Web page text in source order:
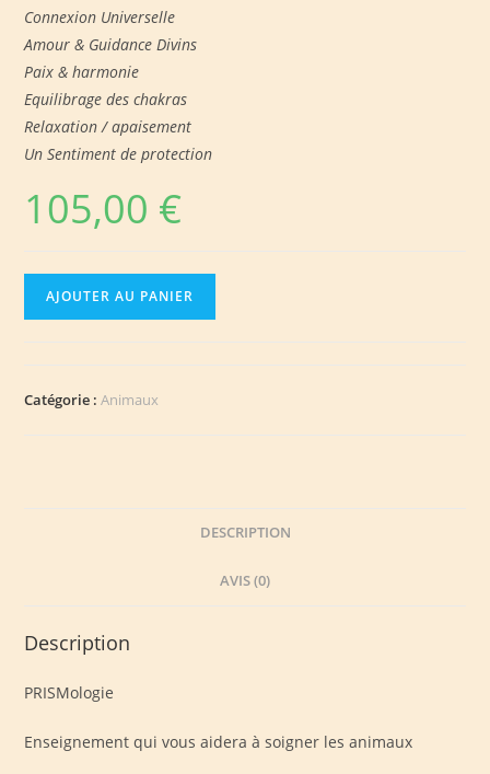
Connexion Universelle
Amour & Guidance Divins
Paix & harmonie
Equilibrage des chakras
Relaxation / apaisement
Un Sentiment de protection
105,00 €
aux
AJOUTER AU PANIER
Catégorie :Animaux
DESCRIPTION
AVIS (0)
Description
PRISMologie
Enseignement qui vous aidera à soigner les animaux